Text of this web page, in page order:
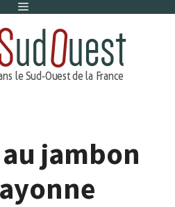
Menu
jambon